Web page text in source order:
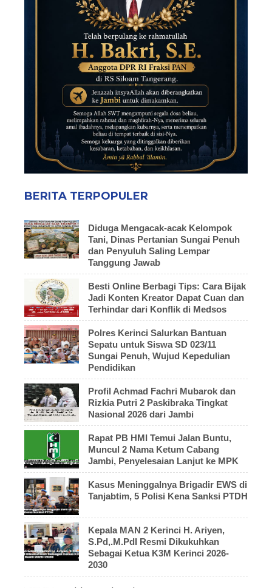
BERITA TERPOPULER
Diduga Mengacak-acak Kelompok
Tani, Dinas Pertanian Sungai Penuh
dan Penyuluh Saling Lempar
Tanggung Jawab
Besti Online Berbagi Tips: Cara Bijak
Jadi Konten Kreator Dapat Cuan dan
Terhindar dari Konflik di Medsos
Polres Kerinci Salurkan Bantuan
Sepatu untuk Siswa SD 023/11
Sungai Penuh, Wujud Kepedulian
Pendidikan
Profil Achmad Fachri Mubarok dan
Rizkia Putri 2 Paskibraka Tingkat
Nasional 2026 dari Jambi
Rapat PB HMI Temui Jalan Buntu,
Muncul 2 Nama Ketum Cabang
Jambi, Penyelesaian Lanjut ke MPK
Kasus Meninggalnya Brigadir EWS di
Tanjabtim, 5 Polisi Kena Sanksi PTDH
Kepala MAN 2 Kerinci H. Ariyen,
S.Pd,.M.PdI Resmi Dikukuhkan
Sebagai Ketua K3M Kerinci 2026-
2030